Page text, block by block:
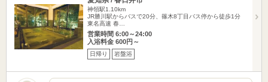
神領駅1.10km
JR勝川駅からバスで20分、篠木8丁目バス停から徒歩1分
東名高速 春…
営業時間 6:00～24:00
入浴料金 600円～
日帰り 岩盤浴